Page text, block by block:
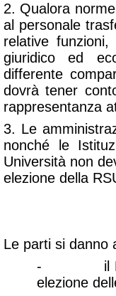
2. Qualora
al personale
relative
giuridico ed
differente
dovrà tener
rappresentanza
3. Le
nonché le
Università non
elezione della
Le parti si danno
- il MIUR
elezione